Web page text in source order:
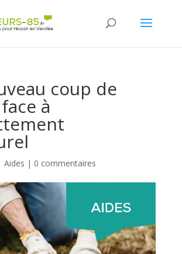
coup de
à
Aides | 0 commentaires